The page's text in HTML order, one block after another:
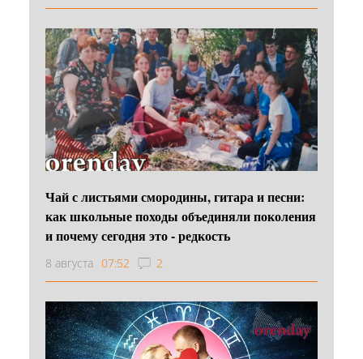
Чай с листьями смородины, гитара и песни:
как школьные походы объединяли поколения
и почему сегодня это - редкость
8 августа 07:52 2